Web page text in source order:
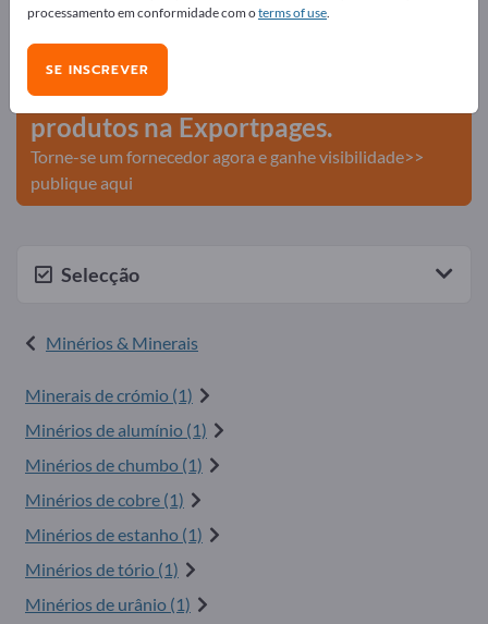
Necessidades – Ofertas – Produtos usados – Contactos
comerciais >> comece aqui
Publique a sua empresa e os seus
produtos na Exportpages.
Torne-se um fornecedor agora e ganhe visibilidade>>
publique aqui
Selecção
Minérios & Minerais
Minerais de crómio (1)
Minérios de alumínio (1)
Minérios de chumbo (1)
Minérios de cobre (1)
Minérios de estanho (1)
Minérios de tório (1)
Minérios de urânio (1)
processamento em conformidade com oterms of use.
SE INSCREVER